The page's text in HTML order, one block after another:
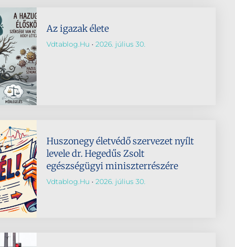
Az igazak élete
Vdtablog.hu 2026. július 30.
Huszonegy életvédő szervezet nyílt
levele dr. Hegedűs Zsolt
egészségügyi miniszterrészére
Vdtablog.hu 2026. július 30.